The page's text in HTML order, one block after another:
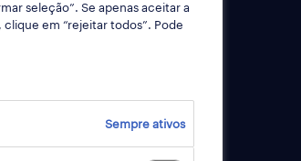
seleção”. Se apenas aceitar a
em “rejeitar todos”. Pode
Sempre ativos